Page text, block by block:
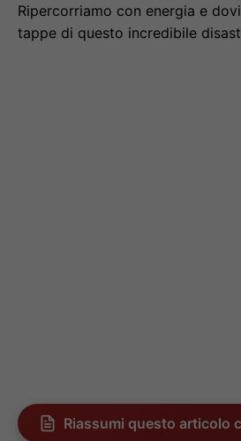
Ripercorriamo con energia e
tappe di questo incredibile
Riassumi questo articolo